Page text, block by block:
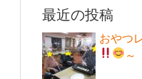
最近の投稿
おやつ
～